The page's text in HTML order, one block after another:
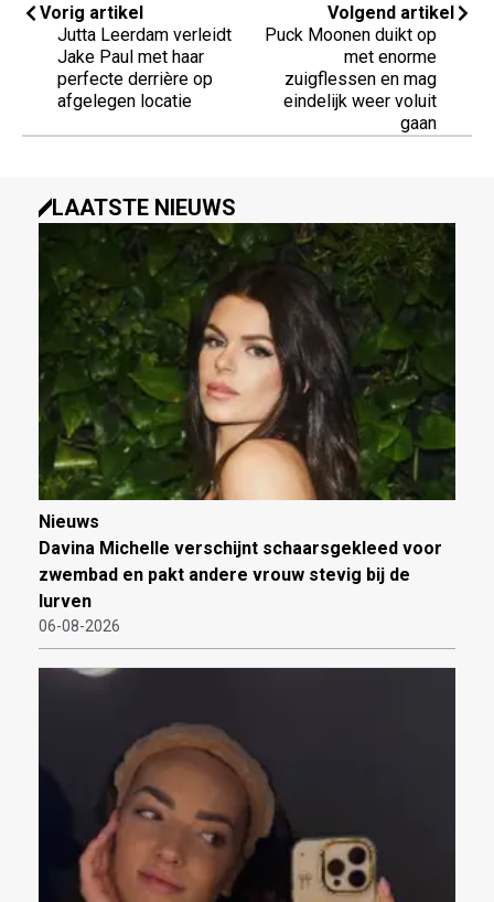
Vorig artikel
Jutta Leerdam verleidt
Jake Paul met haar
perfecte derrière op
afgelegen locatie
Volgend artikel
Puck Moonen duikt op
met enorme
zuigflessen en mag
eindelijk weer voluit
gaan
LAATSTE NIEUWS
Nieuws
Davina Michelle verschijnt schaarsgekleed voor
zwembad en pakt andere vrouw stevig bij de
lurven
06-08-2026